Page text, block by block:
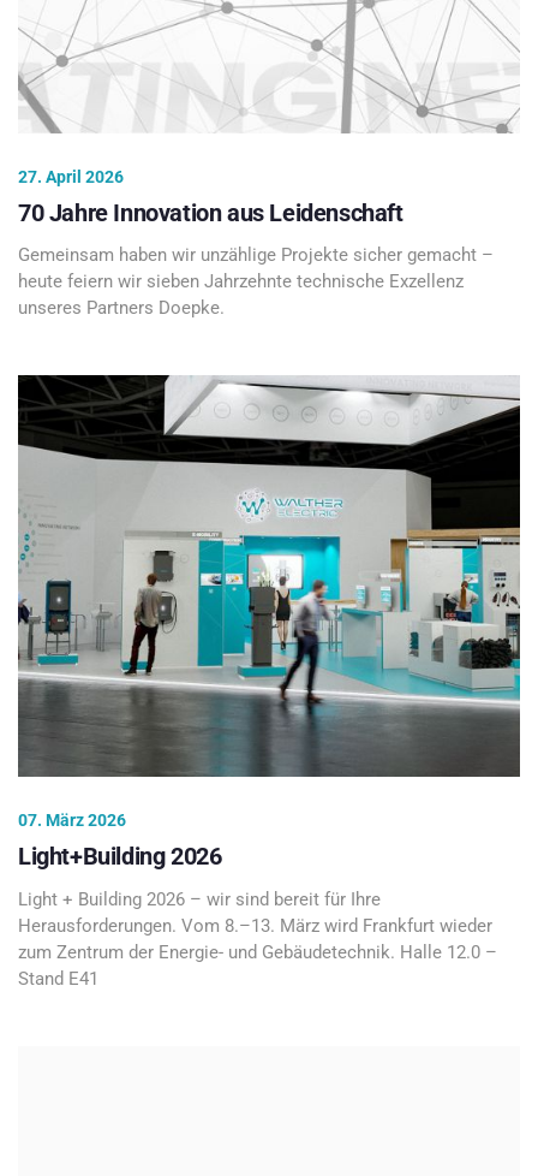
27. April 2026
70 Jahre Innovation aus Leidenschaft
Gemeinsam haben wir unzählige Projekte sicher gemacht –
heute feiern wir sieben Jahrzehnte technische Exzellenz
unseres Partners Doepke.
07. März 2026
Light+Building 2026
Light + Building 2026 – wir sind bereit für Ihre
Herausforderungen. Vom 8.–13. März wird Frankfurt wieder
zum Zentrum der Energie- und Gebäudetechnik. Halle 12.0 –
Stand E41